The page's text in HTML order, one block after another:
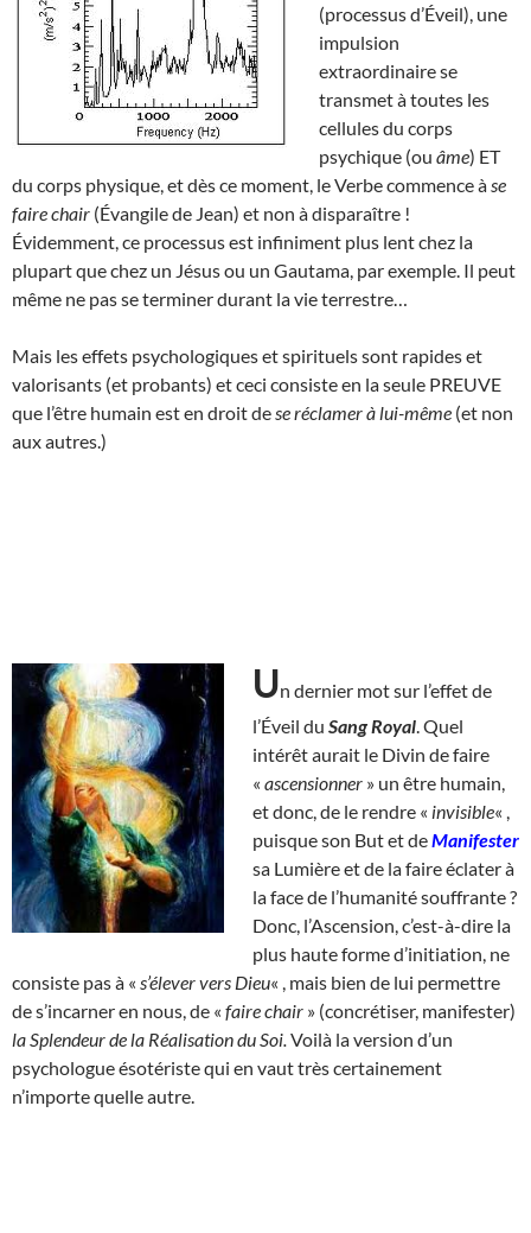
(processus d’Éveil), une
impulsion
extraordinaire se
transmet à toutes les
cellules du corps
psychique (ou âme) ET
du corps physique, et dès ce moment, le Verbe commence à se
faire chair (Évangile de Jean) et non à disparaître !
Évidemment, ce processus est infiniment plus lent chez la
plupart que chez un Jésus ou un Gautama, par exemple. Il peut
même ne pas se terminer durant la vie terrestre…
Mais les effets psychologiques et spirituels sont rapides et
valorisants (et probants) et ceci consiste en la seule PREUVE
que l’être humain est en droit de se réclamer à lui-même (et non
aux autres.)
Un dernier mot sur l’effet de
l’Éveil du Sang Royal . Quel
intérêt aurait le Divin de faire
« ascensionner » un être humain,
et donc, de le rendre « invisible« ,
puisque son But et deManifester
sa Lumière et de la faire éclater à
la face de l’humanité souffrante ?
Donc, l’Ascension, c’est-à-dire la
plus haute forme d’initiation, ne
consiste pas à « s’élever vers Dieu« , mais bien de lui permettre
de s’incarner en nous, de « faire chair » (concrétiser, manifester)
la Splendeur de la Réalisation du Soi. Voilà la version d’un
psychologue ésotériste qui en vaut très certainement
n’importe quelle autre.